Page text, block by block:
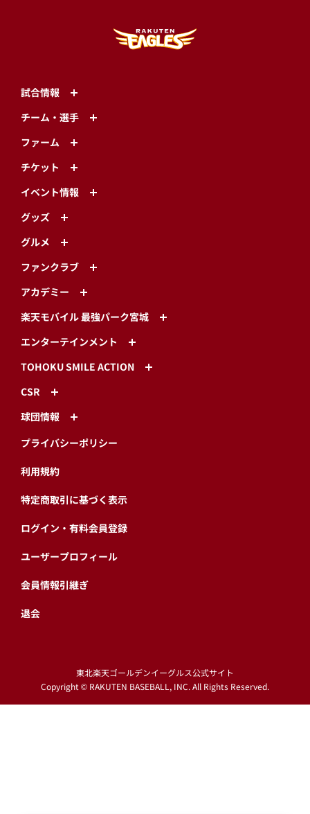
試合情報
チーム・選手
ファーム
チケット
イベント情報
グッズ
グルメ
ファンクラブ
アカデミー
楽天モバイル 最強パーク宮城
エンターテインメント
TOHOKU SMILE ACTION
CSR
球団情報
プライバシーポリシー
利用規約
特定商取引に基づく表示
ログイン・有料会員登録
ユーザープロフィール
会員情報引継ぎ
退会
東北楽天ゴールデンイーグルス公式サイト
Copyright © RAKUTEN BASEBALL, INC. All Rights Reserved.